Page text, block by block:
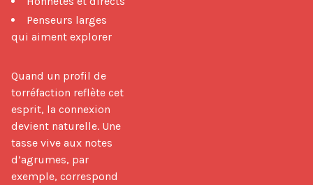
Penseurs larges
qui aiment explorer
Quand un profil de
torréfaction reflète cet
esprit, la connexion
devient naturelle. Une
tasse vive aux notes
d’agrumes, par
exemple, correspond